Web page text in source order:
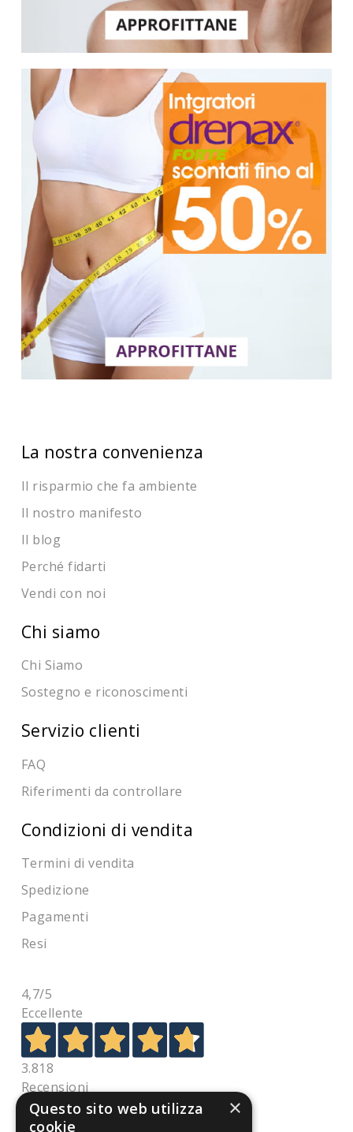
La nostra convenienza
Il risparmio che fa ambiente
Il nostro manifesto
Il blog
Perché fidarti
Vendi con noi
Chi siamo
Chi Siamo
Sostegno e riconoscimenti
Servizio clienti
FAQ
Riferimenti da controllare
Condizioni di vendita
Termini di vendita
Spedizione
Pagamenti
Resi
4,7/5
Eccellente
3.818
Recensioni
×
Questo sito web utilizza
cookie